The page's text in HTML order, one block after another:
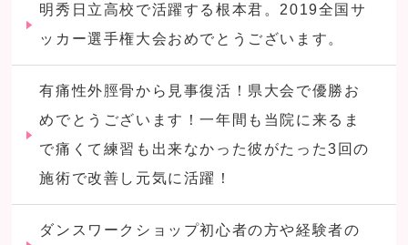
明秀日立高校で活躍する根本君。2019全国サ
ッカー選手権大会おめでとうございます。
有痛性外脛骨から見事復活！県大会で優勝お
めでとうございます！一年間も当院に来るま
で痛くて練習も出来なかった彼がたった3回の
施術で改善し元気に活躍！
ダンスワークショップ初心者の方や経験者の